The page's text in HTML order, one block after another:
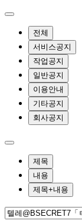
전체
서비스공지
작업공지
일반공지
이용안내
기타공지
회사공지
제목
내용
제목+내용